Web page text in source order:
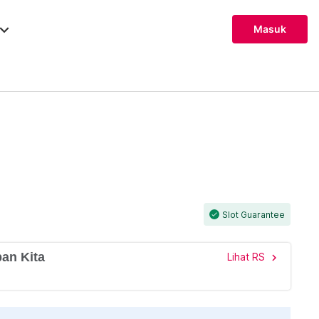
Masuk
check Slot Guarantee
Kita Lihat RS chevron_right